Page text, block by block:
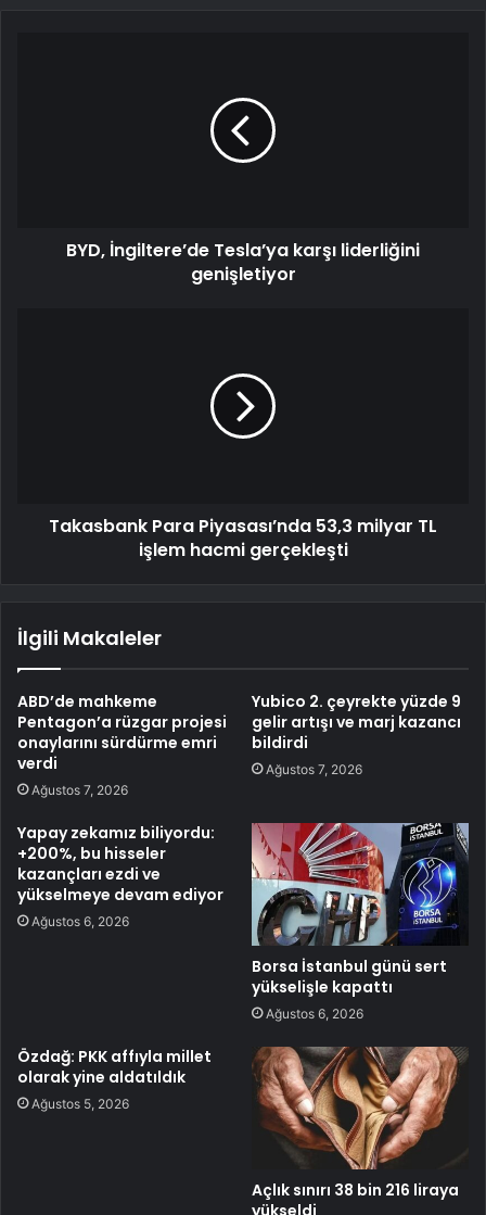
BYD, İngiltere’de Tesla’ya karşı liderliğini
genişletiyor
Takasbank Para Piyasası’nda 53,3 milyar TL
işlem hacmi gerçekleşti
İlgili Makaleler
ABD’de mahkeme
Pentagon’a rüzgar projesi
onaylarını sürdürme emri
verdi
Ağustos 7, 2026
Yubico 2. çeyrekte yüzde 9
gelir artışı ve marj kazancı
bildirdi
Ağustos 7, 2026
Yapay zekamız biliyordu:
+200%, bu hisseler
kazançları ezdi ve
yükselmeye devam ediyor
Ağustos 6, 2026
Borsa İstanbul günü sert
yükselişle kapattı
Ağustos 6, 2026
Özdağ: PKK affıyla millet
olarak yine aldatıldık
Ağustos 5, 2026
Açlık sınırı 38 bin 216 liraya
yükseldi